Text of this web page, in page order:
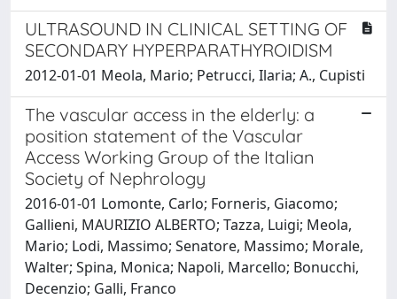
ULTRASOUND IN CLINICAL SETTING OF
SECONDARY HYPERPARATHYROIDISM
2012-01-01 Meola, Mario; Petrucci, Ilaria; A., Cupisti
The vascular access in the elderly: a
position statement of the Vascular
Access Working Group of the Italian
Society of Nephrology
2016-01-01 Lomonte, Carlo; Forneris, Giacomo;
Gallieni, MAURIZIO ALBERTO; Tazza, Luigi; Meola,
Mario; Lodi, Massimo; Senatore, Massimo; Morale,
Walter; Spina, Monica; Napoli, Marcello; Bonucchi,
Decenzio; Galli, Franco